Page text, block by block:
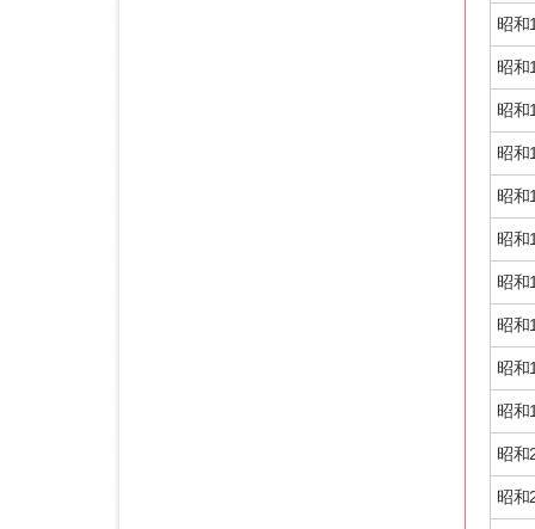
昭和
昭和
昭和
昭和
昭和
昭和
昭和
昭和
昭和
昭和
昭和
昭和